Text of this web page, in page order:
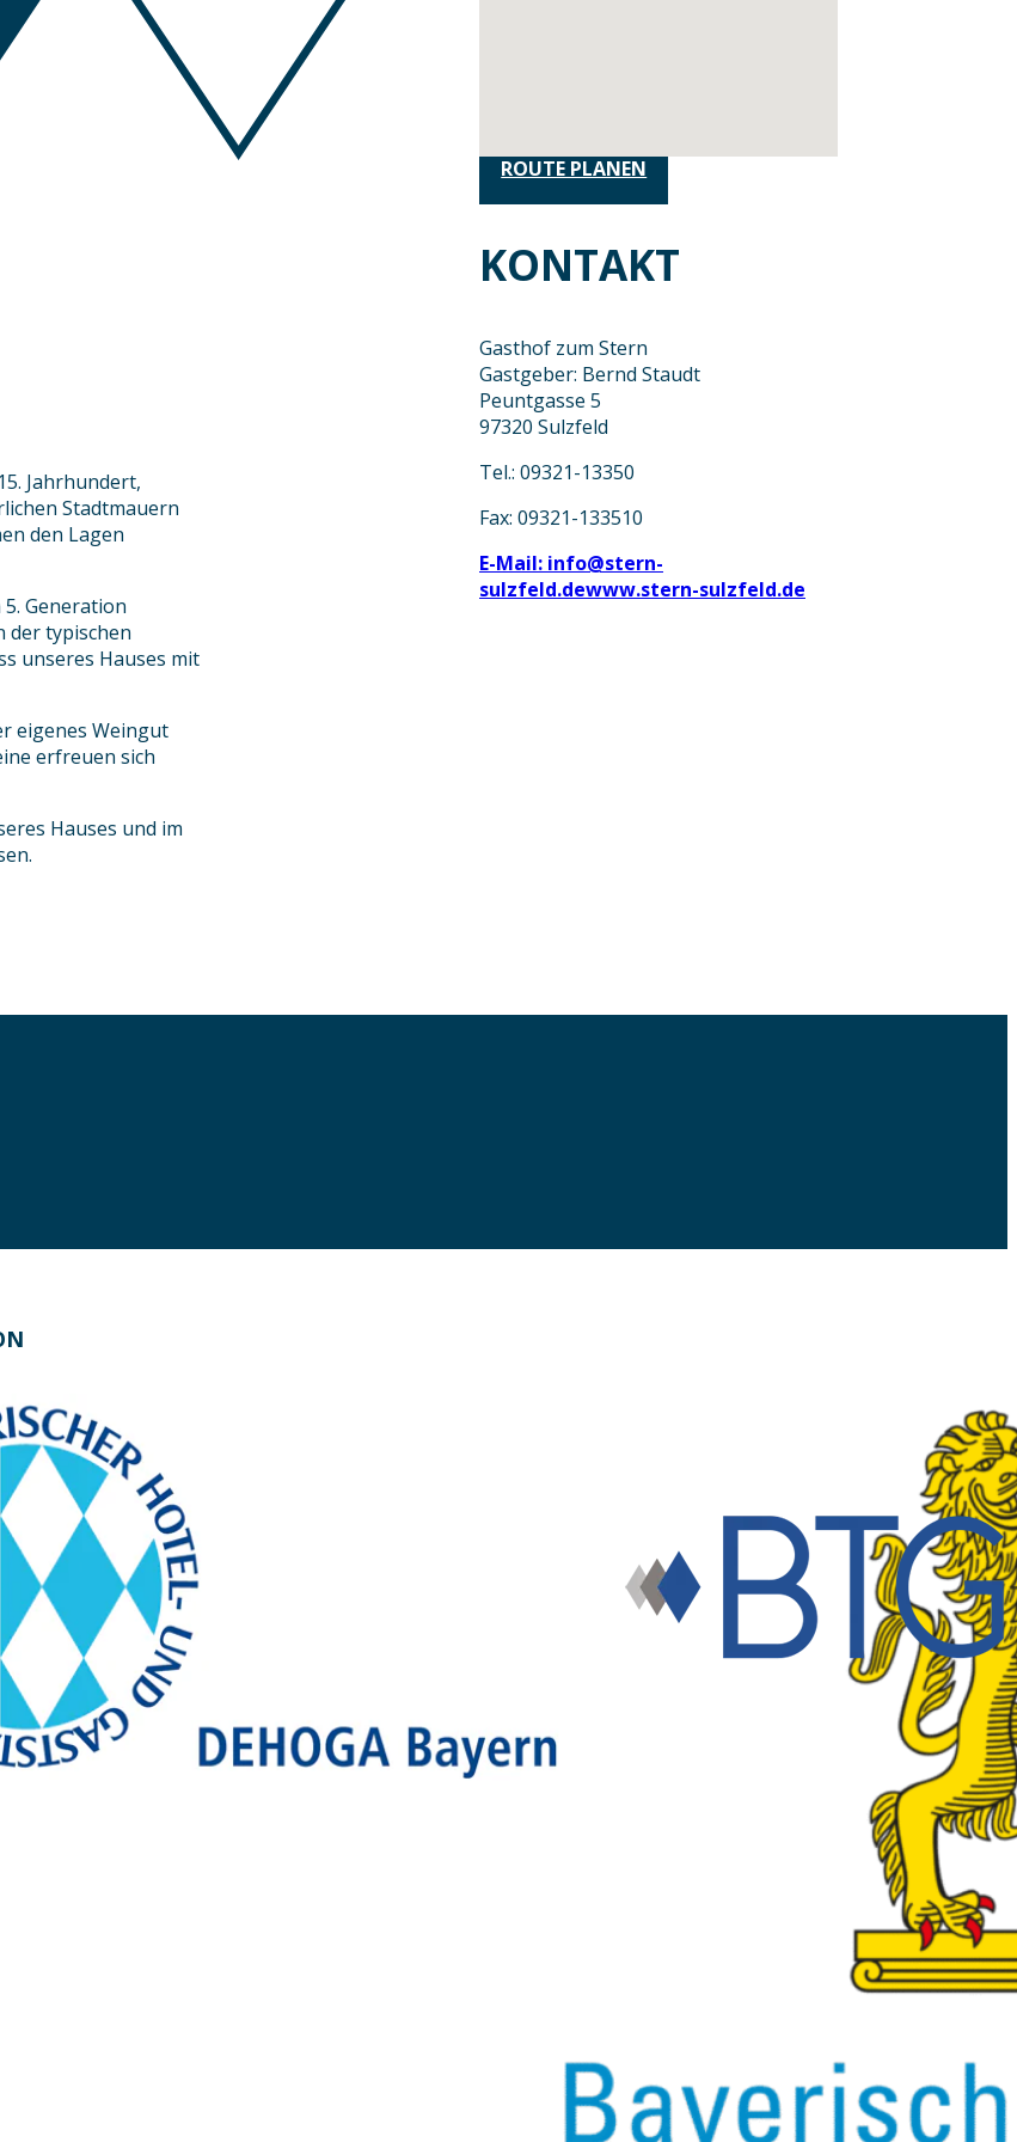
Jahrhundert,
Stadtmauern
den Lagen
Generation
der typischen
unseres Hauses mit
eigenes Weingut
erfreuen sich
Hauses und im
ROUTE PLANEN
KONTAKT
Gasthof zum Stern
Gastgeber: Bernd Staudt
Peuntgasse 5
97320 Sulzfeld
Tel.: 09321-13350
Fax: 09321-133510
E-Mail: info@stern-
sulzfeld.dewww.stern-sulzfeld.de